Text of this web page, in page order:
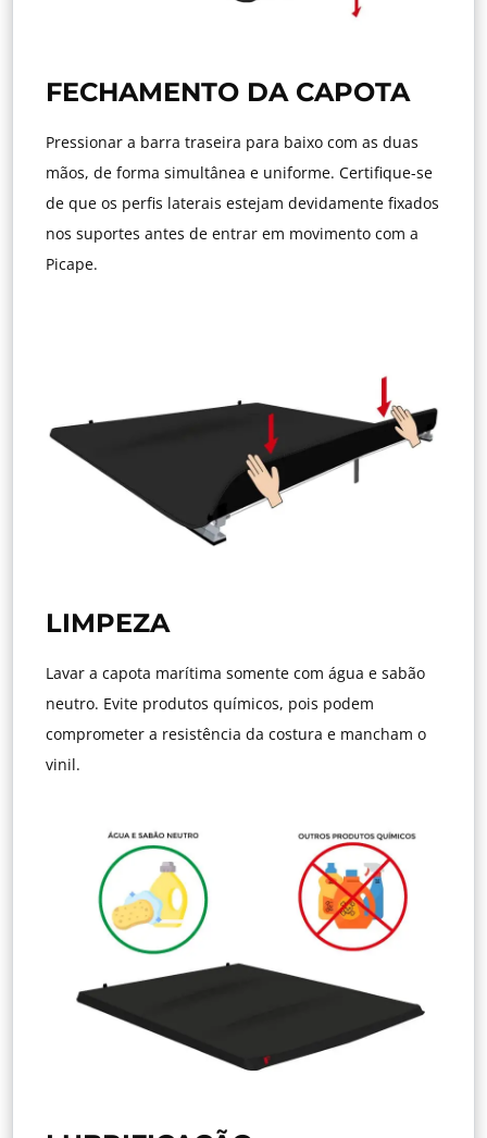
FECHAMENTO DA CAPOTA
Pressionar a barra traseira para baixo com as duas
mãos, de forma simultânea e uniforme. Certifique-se
de que os perfis laterais estejam devidamente fixados
nos suportes antes de entrar em movimento com a
Picape.
LIMPEZA
Lavar a capota marítima somente com água e sabão
neutro. Evite produtos químicos, pois podem
comprometer a resistência da costura e mancham o
vinil.